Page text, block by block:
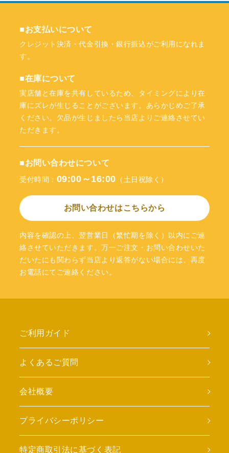
■お支払いについて
クレジット決済・代金引換・銀行振込がご利用になれま
す。
■在庫について
実店舗と在庫を共有しているため、タイミングにより在
庫にズレが生じることがございます。あらかじめご了承
ください。欠品が生じましたら当店よりご連絡させてい
ただきます。
■お問い合わせについて
受付時間： 09:00～16:00 （土日祝除く）
お問い合わせはこちらから
内容を確認の上、翌営業日（繁忙期を除く）以内にご連
絡させていただきます。万一ご注文・お問い合わせいた
だいたにも関わらず当店より返答がない場合には、再度
お電話にてご連絡ください。
ご利用ガイド
よくあるご質問
会社概要
プライバシーポリシー
特定商取引法に基づく表記